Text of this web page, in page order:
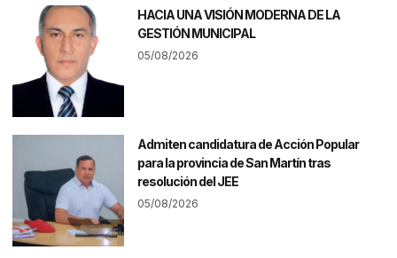
HACIA UNA VISIÓN MODERNA DE LA
GESTIÓN MUNICIPAL
05/08/2026
Admiten candidatura de Acción Popular
para la provincia de San Martín tras
resolución del JEE
05/08/2026